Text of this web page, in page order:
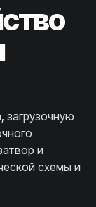
и
схемы и